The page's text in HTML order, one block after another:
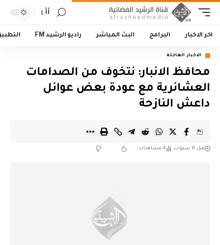
أأ
اخر الاخبار البرامج البث المباشر راديو الرشيد FM
الاخبار العاجلة
محافظ الانبار: نتخوف من الصدامات
العشائرية مع عودة بعض عوائل
داعش النازحة
قبل 8 سنوات 4 مشاهدات